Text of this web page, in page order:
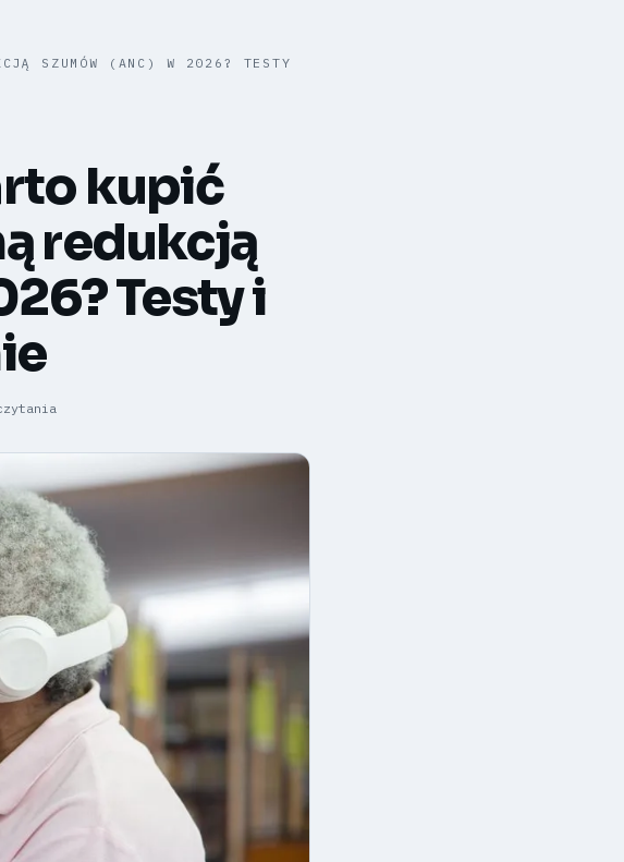
SZUMÓW (ANC) W 2026? TESTY
kupić
redukcją
Testy i